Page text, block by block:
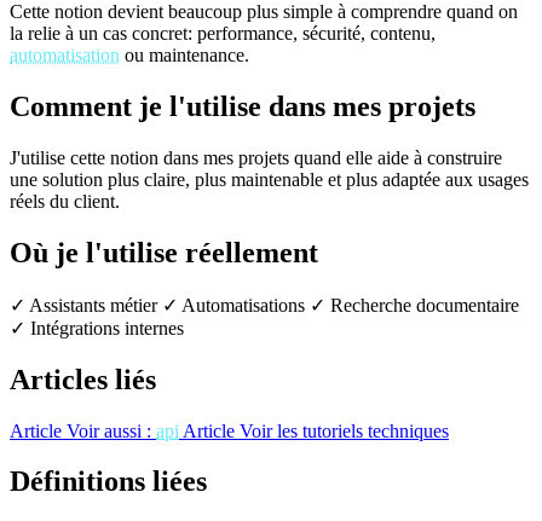
Cette notion devient beaucoup plus simple à comprendre quand on
la relie à un cas concret: performance, sécurité, contenu,
automatisation ou maintenance.
Comment je l'utilise dans mes projets
J'utilise cette notion dans mes projets quand elle aide à construire
une solution plus claire, plus maintenable et plus adaptée aux usages
réels du client.
Où je l'utilise réellement
✓ Assistants métier ✓ Automatisations ✓ Recherche documentaire
✓ Intégrations internes
Articles liés
Article Voir aussi : api Article Voir les tutoriels techniques
Définitions liées